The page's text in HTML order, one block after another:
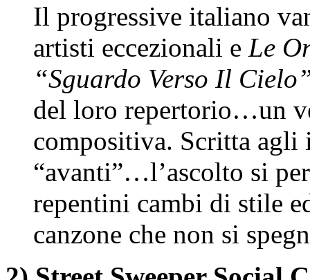
Il progressive italiano
artisti eccezionali e Le
“Sguardo Verso Il
del loro repertorio…un
compositiva. Scritta agli
“avanti”…l’ascolto si
repentini cambi di stile
canzone che non si